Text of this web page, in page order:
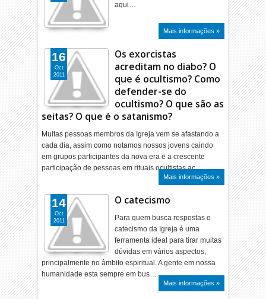
aqui…
Mais informações »
Os exorcistas
acreditam no diabo? O
que é ocultismo? Como
defender-se do
ocultismo? O que são as
seitas? O que é o satanismo?
Muitas pessoas membros da Igreja vem se afastando a
cada dia, assim como notamos nossos jovens caindo
em grupos participantes da nova era e a crescente
participação de pessoas em rituais ocultistas ac…
Mais informações »
16
Oct
2011
O catecismo
Para quem busca respostas o
catecismo da Igreja é uma
ferramenta ideal para tirar muitas
dúvidas em vários aspectos,
principalmente no âmbito espiritual. A gente em nossa
humanidade esta sempre em bus…
Mais informações »
14
Oct
2011